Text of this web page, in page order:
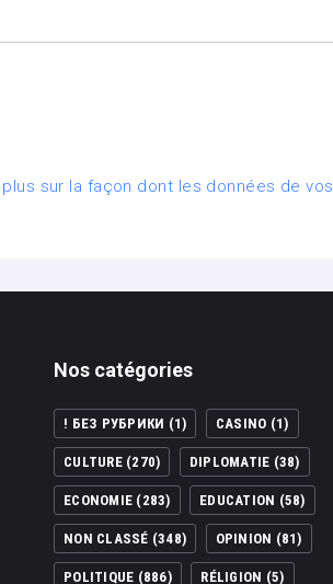
plus sur la façon dont les données de vos
Nos catégories
! БЕЗ РУБРИКИ (1) CASINO (1)
CULTURE(270) DIPLOMATIE (38)
ECONOMIE (283) EDUCATION (58)
NON CLASSÉ (348) OPINION (81)
POLITIQUE (886) RÉLIGION (5)